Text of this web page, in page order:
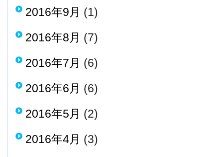
2016年9月 (1)
2016年8月 (7)
2016年7月 (6)
2016年6月 (6)
2016年5月 (2)
2016年4月 (3)